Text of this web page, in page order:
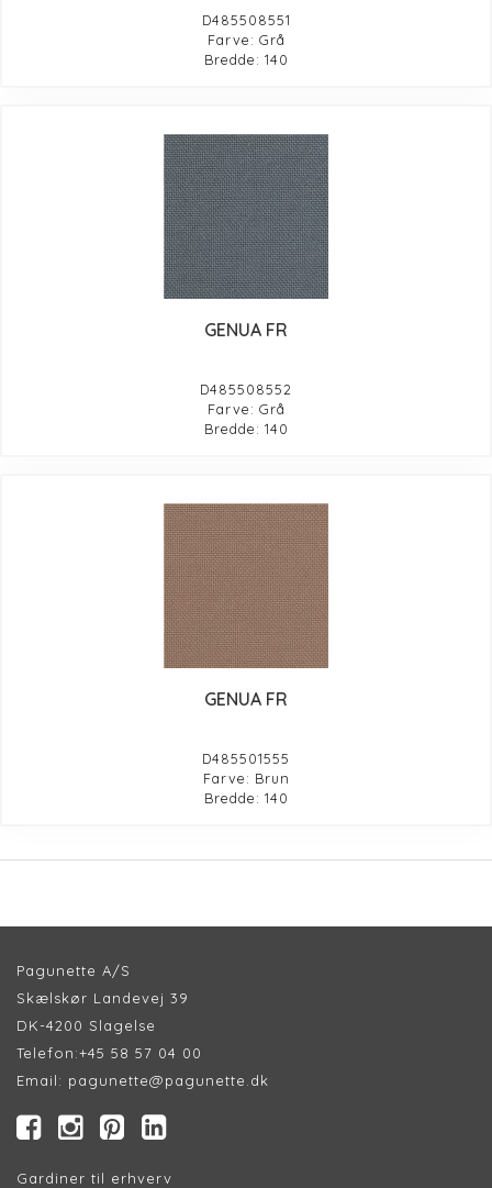
D485508551
Farve: Grå
Bredde: 140
GENUA FR
D485508552
Farve: Grå
Bredde: 140
GENUA FR
D485501555
Farve: Brun
Bredde: 140
Pagunette A/S
Skælskør Landevej 39
DK-4200 Slagelse
Telefon:+45 58 57 04 00
Email: pagunette@pagunette.dk
Gardiner til erhverv